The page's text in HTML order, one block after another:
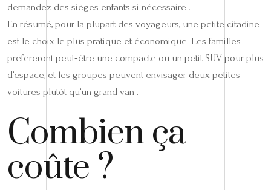
demandez des sièges enfants si nécessaire .
En résumé, pour la plupart des voyageurs, une petite citadine
est le choix le plus pratique et économique. Les familles
préféreront peut‑être une compacte ou un petit SUV pour plus
d’espace, et les groupes peuvent envisager deux petites
voitures plutôt qu’un grand van .
Combien ça
coûte ?